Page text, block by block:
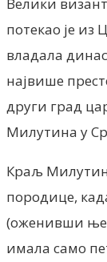
потекао је из
владала
највише
други град
Милутина у
Краљ Милутин
породице,
(оженивши
имала само